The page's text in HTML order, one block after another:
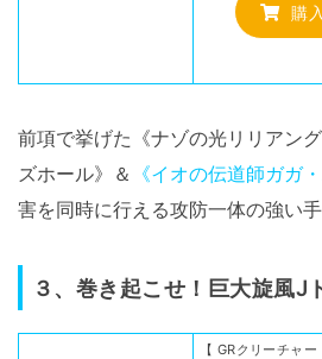
購
前項で挙げた《ナゾの光リリアン
ズホール》＆ 《イオの伝道師ガガ
害を同時に行える攻防一体の強い手
３、巻き起こせ！巨大旋風J
【 GRクリーチャー